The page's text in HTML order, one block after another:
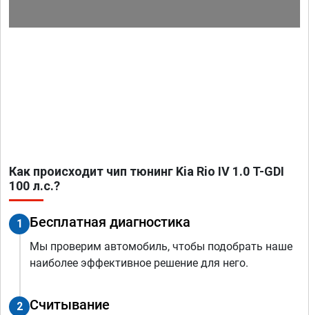
Как происходит чип тюнинг Kia Rio IV 1.0 T-GDI
100 л.с.?
1 Бесплатная диагностика
Мы проверим автомобиль, чтобы подобрать наше
наиболее эффективное решение для него.
2 Считывание